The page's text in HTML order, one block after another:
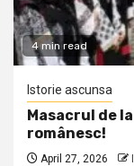
4 min read
Istorie ascunsa
Masacrul de
românesc!
April 27, 2026